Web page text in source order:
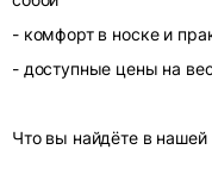
- комфорт в носке и
- доступные цены на
Что вы найдёте в нашей